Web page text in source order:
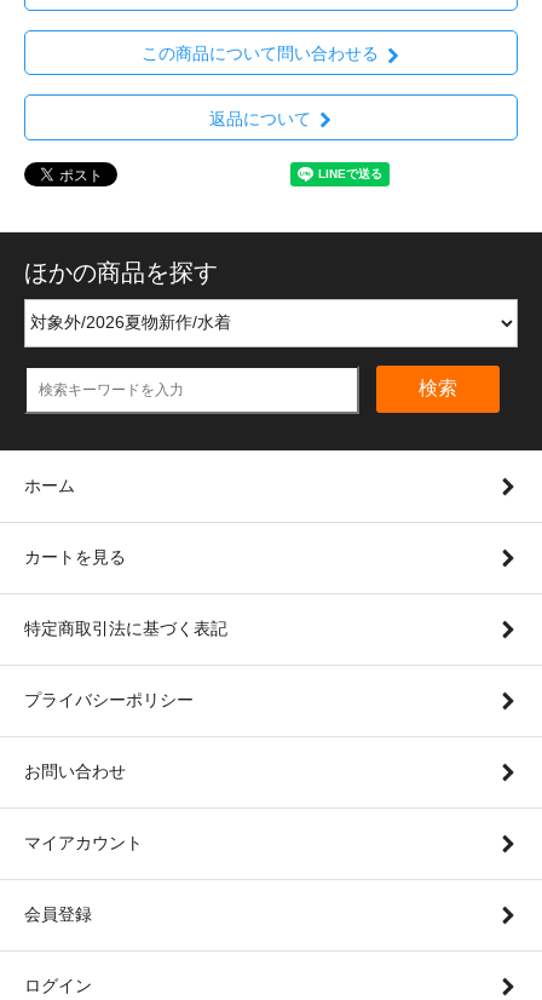
この商品について問い合わせる
返品について
ほかの商品を探す
検索
ホーム
カートを見る
特定商取引法に基づく表記
プライバシーポリシー
お問い合わせ
マイアカウント
会員登録
ログイン